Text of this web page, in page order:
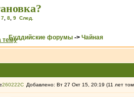
7 8 9 След.
Буддийские форумы -> Чайная
260222 Добавлено: Вт 27 Окт 15, 20:19 (11 лет